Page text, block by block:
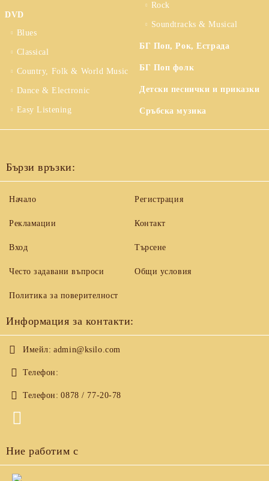
DVD
Blues
Classical
Country, Folk & World Music
Dance & Electronic
Easy Listening
Rock
Soundtracks & Musical
БГ Поп, Рок, Естрада
БГ Поп фолк
Детски песнички и приказки
Сръбска музика
Бързи връзки:
Начало
Рекламации
Вход
Често задавани въпроси
Регистрация
Контакт
Търсене
Общи условия
Политика за поверителност
Информация за контакти:
Имейл: admin@ksilo.com
Телефон:
Телефон: 0878 / 77-20-78
Ние работим с